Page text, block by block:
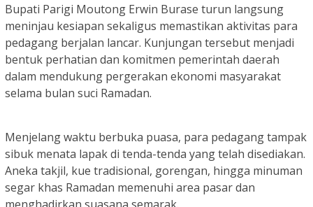
Bupati Parigi Moutong Erwin Burase turun langsung
meninjau kesiapan sekaligus memastikan aktivitas para
pedagang berjalan lancar. Kunjungan tersebut menjadi
bentuk perhatian dan komitmen pemerintah daerah
dalam mendukung pergerakan ekonomi masyarakat
selama bulan suci Ramadan.
Menjelang waktu berbuka puasa, para pedagang tampak
sibuk menata lapak di tenda-tenda yang telah disediakan.
Aneka takjil, kue tradisional, gorengan, hingga minuman
segar khas Ramadan memenuhi area pasar dan